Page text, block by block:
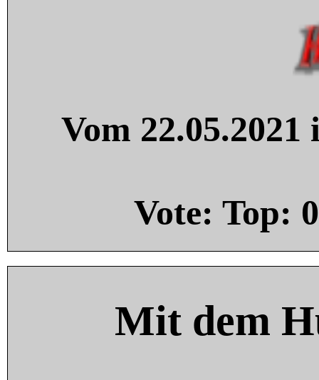
Vom
Vote: Top: 0
Mit dem